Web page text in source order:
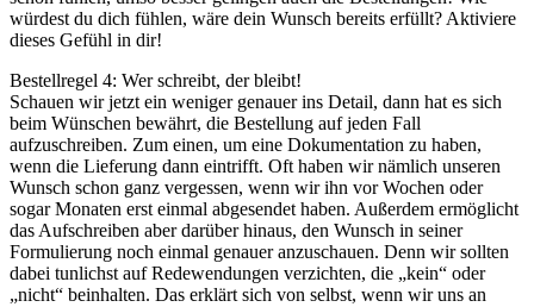
würdest du dich fühlen, wäre dein Wunsch bereits erfüllt? Aktiviere
dieses Gefühl in dir!
Bestellregel 4: Wer schreibt, der bleibt!
Schauen wir jetzt ein weniger genauer ins Detail, dann hat es sich
beim Wünschen bewährt, die Bestellung auf jeden Fall
aufzuschreiben. Zum einen, um eine Dokumentation zu haben,
wenn die Lieferung dann eintrifft. Oft haben wir nämlich unseren
Wunsch schon ganz vergessen, wenn wir ihn vor Wochen oder
sogar Monaten erst einmal abgesendet haben. Außerdem ermöglicht
das Aufschreiben aber darüber hinaus, den Wunsch in seiner
Formulierung noch einmal genauer anzuschauen. Denn wir sollten
dabei tunlichst auf Redewendungen verzichten, die „kein“ oder
„nicht“ beinhalten. Das erklärt sich von selbst, wenn wir uns an